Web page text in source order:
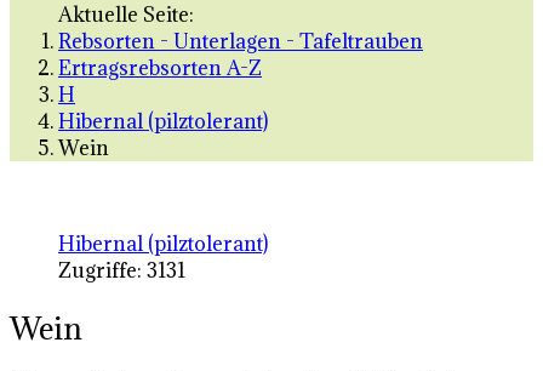
Aktuelle Seite:
Rebsorten - Unterlagen - Tafeltrauben
Ertragsrebsorten A-Z
H
Hibernal (pilztolerant)
Wein
Hibernal (pilztolerant)
Zugriffe: 3131
Wein